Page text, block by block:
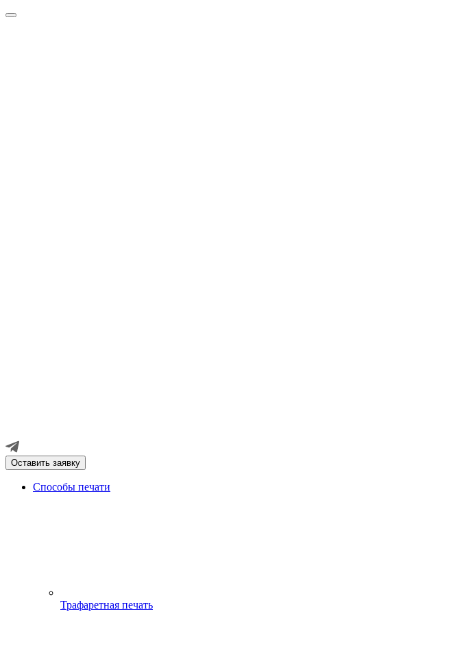
Оставить заявку
Способы печати
Трафаретная печать